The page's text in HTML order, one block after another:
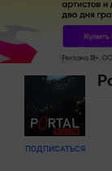
ПОДПИСАТЬСЯ